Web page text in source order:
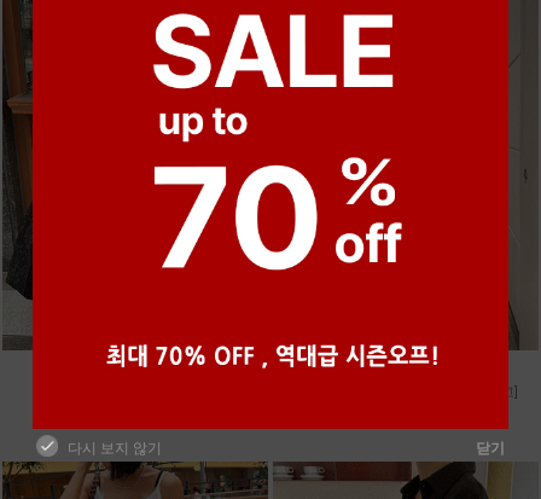
● ● ● ● ● ●
m_밴프 핀턱 린넨스커트 [3차 재입고]
다시 보지 않기 닫기